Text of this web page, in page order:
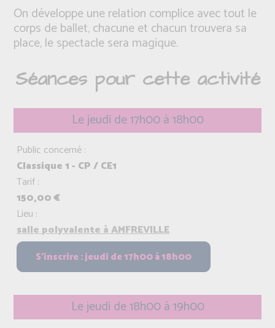
On développe une relation complice avec tout le
corps de ballet, chacune et chacun trouvera sa
place, le spectacle sera magique.
Séances pour cette activité
Le jeudi de 17h00 à 18h00
Public concerné :
Classique 1 - CP / CE1
Tarif :
150,00 €
Lieu :
salle polyvalente à AMFREVILLE
Le jeudi de 18h00 à 19h00